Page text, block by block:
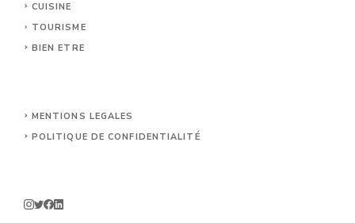
CUISINE
TOURISME
BIEN ETRE
MENTIONS LEGALES
POLITIQUE DE CONFIDENTIALITÉ